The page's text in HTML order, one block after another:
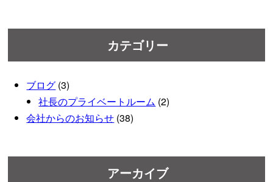
カテゴリー
ブログ (3)
社長のプライベートルーム (2)
会社からのお知らせ (38)
アーカイブ